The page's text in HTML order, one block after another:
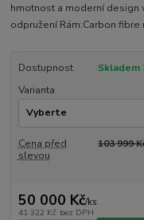
hmotnost a moderní design
odpružení Rám:Carbon fibre
Dostupnost
Skladem
Varianta
Cena před
slevou
103 999
50 000 Kč/ks
41 322 Kč bez DPH